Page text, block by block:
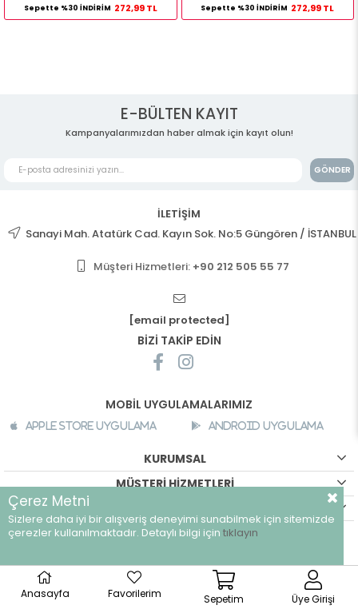
Sepette %30 İNDİRİM 272,99 TL Sepette %30 İNDİRİM 272,99 TL
E-BÜLTEN KAYIT
Kampanyalarımızdan haber almak için kayıt olun!
GÖNDER
İLETİŞİM
Sanayi Mah. Atatürk Cad. Kayın Sok. No:5 Güngören / İSTANBUL
Müşteri Hizmetleri: +90 212 505 55 77
[email protected]
BİZİ TAKİP EDİN
MOBİL UYGULAMALARIMIZ
Apple Store Uygulama Android Uygulama
KURUMSAL
MÜŞTERİ HİZMETLERİ
©breeze.com.tr - Tüm hakları saklıdır.
Anasayfa Favorilerim Sepetim Üye Girişi
Çerez Metni
Sizlere daha iyi bir alışveriş deneyimi sunabilmek için sitemizde
çerezler kullanılmaktadır. Detaylı bilgi için tıklayın